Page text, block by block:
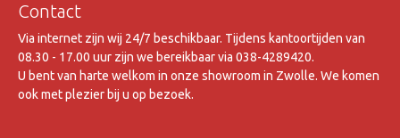
Contact
Via internet zijn wij 24/7 beschikbaar. Tijdens kantoortijden van
08.30 - 17.00 uur zijn we bereikbaar via 038-4289420.
U bent van harte welkom in onze showroom in Zwolle. We komen
ook met plezier bij u op bezoek.